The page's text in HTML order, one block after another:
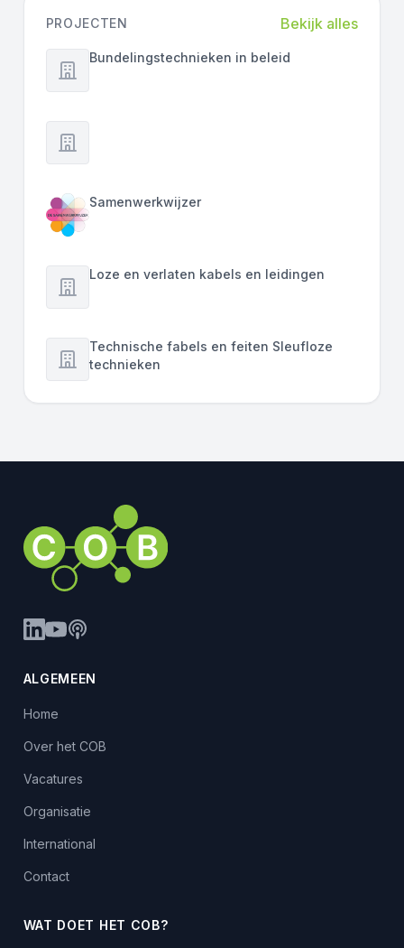
PROJECTEN Bekijk alles
Bundelingstechnieken in beleid
Samenwerkwijzer
Loze en verlaten kabels en leidingen
Technische fabels en feiten Sleufloze
technieken
ALGEMEEN
Home
Over het COB
Vacatures
Organisatie
International
Contact
WAT DOET HET COB?